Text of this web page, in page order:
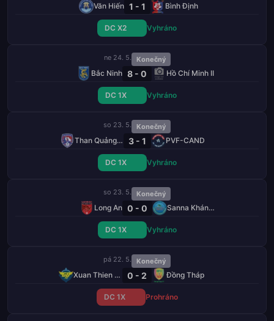
Văn Hiến 1 - 1 Bình Định
DC X2 Vyhráno
ne 24. 5. Konečný
Bắc Ninh 8 - 0 Hồ Chí Minh II
DC 1X Vyhráno
so 23. 5. Konečný
Than Quảng Ninh 3 - 1 PVF-CAND
DC 1X Vyhráno
so 23. 5. Konečný
Long An 0 - 0 Sanna Khánh Hòa
DC 1X Vyhráno
pá 22. 5. Konečný
Xuan Thien Phu Tho 0 - 2 Đồng Tháp
DC 1X Prohráno